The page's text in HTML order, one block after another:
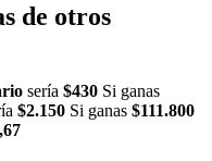
de otros
sería $430 Si ganas
$2.150 Si ganas $111.800